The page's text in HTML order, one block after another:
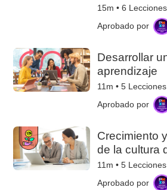
15m •6
Aprobado por
Desarrollar
aprendizaje
11m •5
Aprobado por
Crecimiento
de la cultura
11m •5
Aprobado por